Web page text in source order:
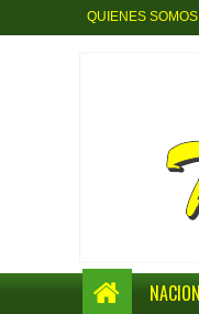
QUIENES SOMOS